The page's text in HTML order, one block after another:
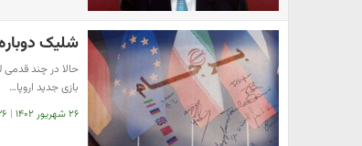
شلیک
بازی جدید اروپا…
۲۶ شهریور ۱۴۰۲ |